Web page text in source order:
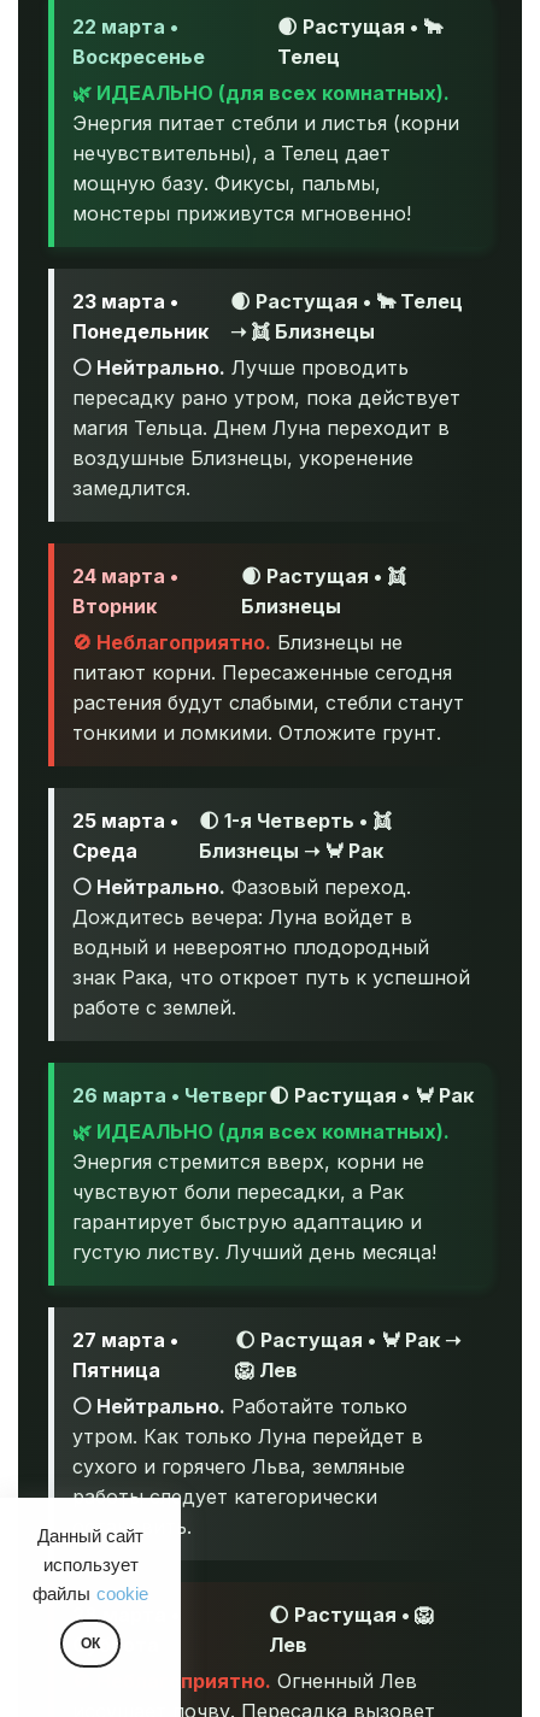
Данный сайт
использует
файлы cookie
ОК
22 марта •
Воскресенье
🌒 Растущая • 🐂
Телец
🌿 ИДЕАЛЬНО (для всех комнатных).
Энергия питает стебли и листья (корни
нечувствительны), а Телец дает
мощную базу. Фикусы, пальмы,
монстеры приживутся мгновенно!
23 марта •
Понедельник
🌒 Растущая • 🐂 Телец
➝ 👯 Близнецы
⚪ Нейтрально. Лучше проводить
пересадку рано утром, пока действует
магия Тельца. Днем Луна переходит в
воздушные Близнецы, укоренение
замедлится.
24 марта •
Вторник
🌒 Растущая • 👯
Близнецы
🚫 Неблагоприятно. Близнецы не
питают корни. Пересаженные сегодня
растения будут слабыми, стебли станут
тонкими и ломкими. Отложите грунт.
25 марта •
Среда
🌓 1-я Четверть • 👯
Близнецы ➝ 🦀 Рак
⚪ Нейтрально. Фазовый переход.
Дождитесь вечера: Луна войдет в
водный и невероятно плодородный
знак Рака, что откроет путь к успешной
работе с землей.
26 марта • Четверг🌓 Растущая • 🦀 Рак
🌿 ИДЕАЛЬНО (для всех комнатных).
Энергия стремится вверх, корни не
чувствуют боли пересадки, а Рак
гарантирует быструю адаптацию и
густую листву. Лучший день месяца!
27 марта •
Пятница
🌔 Растущая • 🦀 Рак ➝
🦁 Лев
⚪ Нейтрально. Работайте только
утром. Как только Луна перейдет в
сухого и горячего Льва, земляные
работы следует категорически
остановить.
28 марта •
Суббота
🌔 Растущая • 🦁
Лев
🚫 Неблагоприятно. Огненный Лев
иссушает почву. Пересадка вызовет